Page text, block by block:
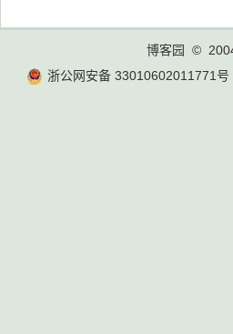
博客园
©
浙公网安备 33010602011771号